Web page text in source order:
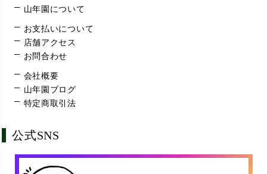
山年園について
お支払いについて
店舗アクセス
お問合わせ
会社概要
山年園ブログ
特定商取引法
公式SNS